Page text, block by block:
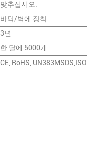
맞추십시오.
바닥/벽에 장착
3년
한 달에 5000개
CE, RoHS, UN383MSDS,ISO